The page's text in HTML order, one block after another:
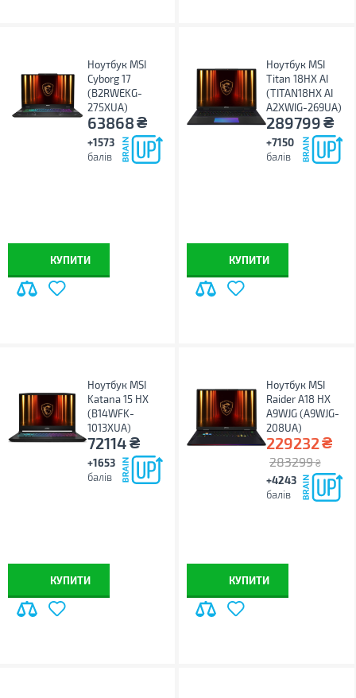
Ноутбук MSI
Cyborg 17
(B2RWEKG-
275XUA)
63868₴
+1573
балів
КУПИТИ
Ноутбук MSI
Titan 18HX AI
(TITAN18HX AI
A2XWIG-269UA)
289799₴
+7150
балів
КУПИТИ
Ноутбук MSI
Katana 15 HX
(B14WFK-
1013XUA)
72114₴
+1653
балів
КУПИТИ
Ноутбук MSI
Raider A18 HX
A9WJG (A9WJG-
208UA)
229232₴
283299 ₴
+4243
балів
КУПИТИ